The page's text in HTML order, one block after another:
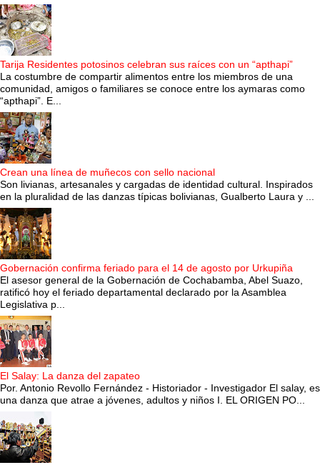
Tarija Residentes potosinos celebran sus raíces con un “apthapi”
La costumbre de compartir alimentos entre los miembros de una
comunidad, amigos o familiares se conoce entre los aymaras como
“apthapi”. E...
Crean una línea de muñecos con sello nacional
Son livianas, artesanales y cargadas de identidad cultural. Inspirados
en la pluralidad de las danzas típicas bolivianas, Gualberto Laura y ...
Gobernación confirma feriado para el 14 de agosto por Urkupiña
El asesor general de la Gobernación de Cochabamba, Abel Suazo,
ratificó hoy el feriado departamental declarado por la Asamblea
Legislativa p...
El Salay: La danza del zapateo
Por. Antonio Revollo Fernández - Historiador - Investigador El salay, es
una danza que atrae a jóvenes, adultos y niños I. EL ORIGEN PO...